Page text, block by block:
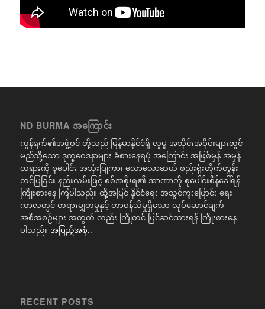
ND BURMA အကြောင်း
ကွန်ရက်၏အဖွဲ့ဝင် တို့သည် မြန်မာနိုင်ငံရှိ လူမှု အသိုင်းအဝိုင်းများတွင်
မည်သို့သော ဒုက္ခဝေဒနာများ ခံစားနေရပုံ အကြောင်း အဖြစ်မှန် အမှန်
တရားကို စုပေါင်း အသုံးပြုကာ၊ လောလောဆယ် စည်းရုံးတိုက်တွန်း
တင်ပြခြင်း နည်းလမ်းဖြင့် စစ်အစိုးရ၏ အာဏာကို စုပေါင်းစိန်ခေါ်ရန်
ကြိုးစားနေ ကြပါသည်။ ထို့အပြင် နိုင်ငံရေး အသွင်ကူးပြောင်း ရေး
ကာလတွင် တရားမျှတမှုနှင့် တာဝန်သိမှုရှိသော လုပ်ဆောင်ချက်
အစီအစဉ်များ အတွက် လည်း ကြိုတင် ပြင်ဆင်ထားရန် ကြိုးစားနေ
ပါသည်။ အပြည့်အစုံ..
RECENT POSTS